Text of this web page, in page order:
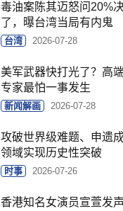
毒油案陈其迈怒问20%
了，曝台湾当局有内鬼
台湾 2026-07-28
美军武器快打光了？高
专家最怕一事发生
新闻解画 2026-07-28
攻破世界级难题、申遗
领域实现历史性突破
时事 2026-07-26
香港知名女演员宣萱发